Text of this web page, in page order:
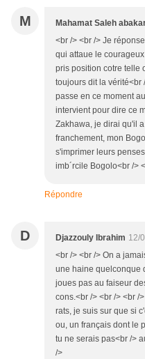
M Mahamat Saleh
<br /> <br /> Je
qui attaue le
pris position cotre telle
toujours dit la vérité<br
passe en ce moment
intervient pour dire ce
Zakhawa, je dirai qu'il
franchement, mon
s'imprimer leurs
imb´rcile Bogolo<br />
Répondre
D Djazzouly Ibrahim 12/
<br /> <br /> On a
une haine quelconque
joues pas au faiseur
cons.<br /> <br /> <br /
rats, je suis sur que si
ou, un français dont le
tu ne serais pas<br />
/>